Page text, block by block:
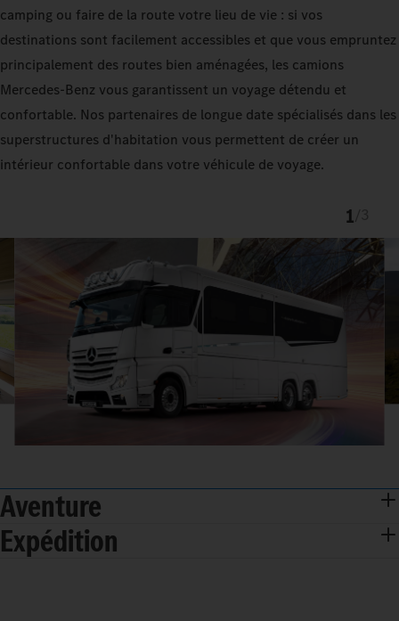
camping ou faire de la route votre lieu de vie : si vos
destinations sont facilement accessibles et que vous empruntez
principalement des routes bien aménagées, les camions
Mercedes‑Benz vous garantissent un voyage détendu et
confortable. Nos partenaires de longue date spécialisés dans les
superstructures d'habitation vous permettent de créer un
intérieur confortable dans votre véhicule de voyage.
1
Aventure
Expédition